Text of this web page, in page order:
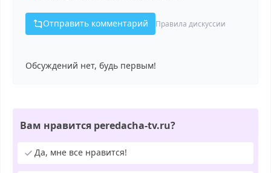
Отправить комментарий Правила дискуссии
Обсуждений нет, будь первым!
Вам нравится peredacha-tv.ru?
Да, мне все нравится!